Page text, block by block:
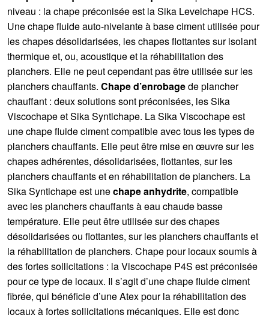
niveau : la chape préconisée est la Sika Levelchape HCS.
Une chape fluide auto-nivelante à base ciment utilisée pour
les chapes désolidarisées, les chapes flottantes sur isolant
thermique et, ou, acoustique et la réhabilitation des
planchers. Elle ne peut cependant pas être utilisée sur les
planchers chauffants. Chape d’enrobagede plancher
chauffant : deux solutions sont préconisées, les Sika
Viscochape et Sika Syntichape. La Sika Viscochape est
une chape fluide ciment compatible avec tous les types de
planchers chauffants. Elle peut être mise en œuvre sur les
chapes adhérentes, désolidarisées, flottantes, sur les
planchers chauffants et en réhabilitation de planchers. La
Sika Syntichape est unechape anhydrite, compatible
avec les planchers chauffants à eau chaude basse
température. Elle peut être utilisée sur des chapes
désolidarisées ou flottantes, sur les planchers chauffants et
la réhabilitation de planchers. Chape pour locaux soumis à
des fortes sollicitations : la Viscochape P4S est préconisée
pour ce type de locaux. Il s’agit d’une chape fluide ciment
fibrée, qui bénéficie d’une Atex pour la réhabilitation des
locaux à fortes sollicitations mécaniques. Elle est donc